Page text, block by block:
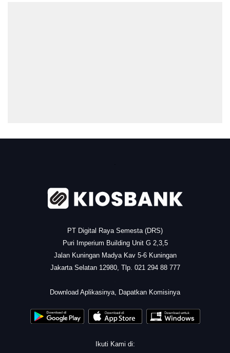
PT Digital Raya Semesta (DRS)
Puri Imperium Building Unit G 2,3,5
Jalan Kuningan Madya Kav 5-6 Kuningan
Jakarta Selatan 12980, Tlp. 021 294 88 777
Download Aplikasinya, Dapatkan Komisinya
Ikuti Kami di: